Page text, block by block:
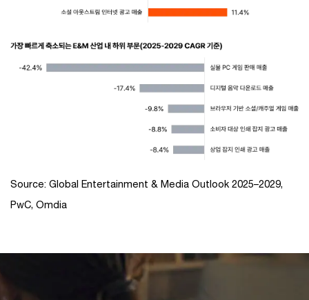
Source: Global Entertainment & Media Outlook 2025–2029,
PwC, Omdia